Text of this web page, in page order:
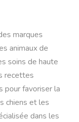
marques
animaux de
soins de haute
recettes
pour favoriser la
chiens et les
dans les